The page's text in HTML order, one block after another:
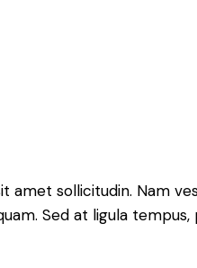
amet sollicitudin. Nam
Sed at ligula